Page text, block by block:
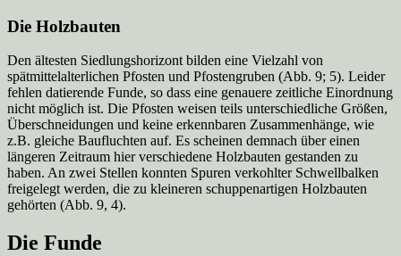
Die Holzbauten
Den ältesten Siedlungshorizont bilden eine Vielzahl von
spätmittelalterlichen Pfosten und Pfostengruben (Abb. 9; 5). Leider
fehlen datierende Funde, so dass eine genauere zeitliche Einordnung
nicht möglich ist. Die Pfosten weisen teils unterschiedliche Größen,
Überschneidungen und keine erkennbaren Zusammenhänge, wie
z.B. gleiche Baufluchten auf. Es scheinen demnach über einen
längeren Zeitraum hier verschiedene Holzbauten gestanden zu
haben. An zwei Stellen konnten Spuren verkohlter Schwellbalken
freigelegt werden, die zu kleineren schuppenartigen Holzbauten
gehörten (Abb. 9, 4).
Die Funde